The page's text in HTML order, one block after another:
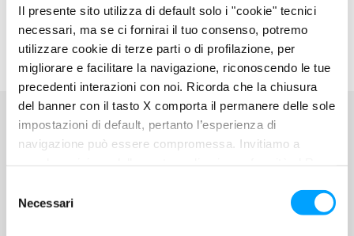
Il presente sito utilizza di default solo i "cookie" tecnici
necessari, ma se ci fornirai il tuo consenso, potremo
utilizzare cookie di terze parti o di profilazione, per
migliorare e facilitare la navigazione, riconoscendo le tue
precedenti interazioni con noi. Ricorda che la chiusura
del banner con il tasto X comporta il permanere delle sole
impostazioni di default, pertanto l’esperienza di
navigazione può essere compromessa. Invitiamo a
Privacy Policy.
Necessari
BARDAHL WORLD
LEGGI LE ULTIME